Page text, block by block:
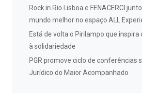
Rock in Rio Lisboa e FENACERCI
mundo melhor no espaço ALL
Está de volta o Pirilampo que inspira
à solidariedade
PGR promove ciclo de conferências
Jurídico do Maior Acompanhado